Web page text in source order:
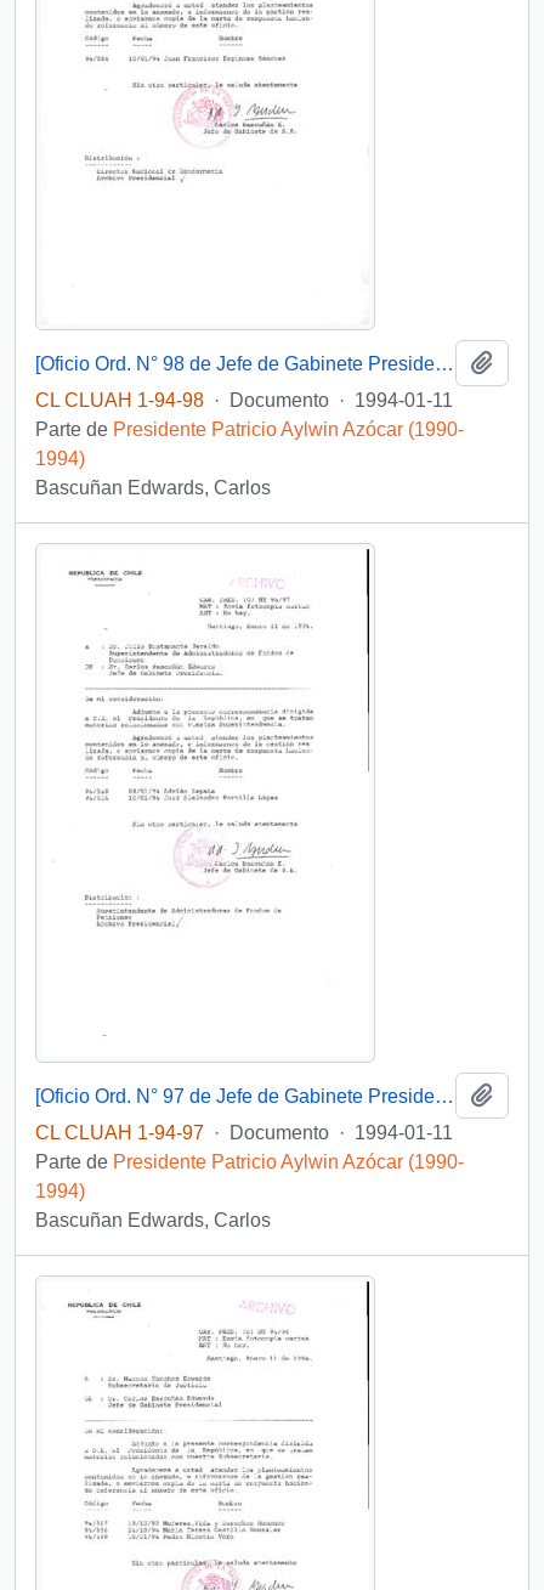
[Oficio Ord. N° 98 de Jefe de Gabinete Presidencial, remite copia de carta]
CL CLUAH 1-94-98 · Documento · 1994-01-11
Parte de Presidente Patricio Aylwin Azócar (1990-
1994)
Bascuñan Edwards, Carlos
[Oficio Ord. N° 97 de Jefe de Gabinete Presidencial, remite copia de carta]
CL CLUAH 1-94-97 · Documento · 1994-01-11
Parte de Presidente Patricio Aylwin Azócar (1990-
1994)
Bascuñan Edwards, Carlos